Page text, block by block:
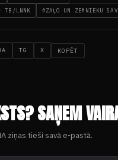
TB/LNNK #ZAĻO UN ZEMNIEKU
TG X KOPĒT
SAŅEM
ziņas tieši savā e-pastā.